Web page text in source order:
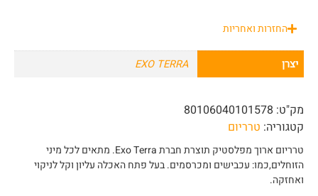
החזרות ואחריות
יצרן EXO TERRA
מק"ט: 80106040101578
קטגוריה: טרריום
טרריום ארוך מפלסטיק תוצרת חברת Exo Terra. מתאים לכל מיני
הזוחלים,כמו: עכבישים ומכרסמים. בעל פתח האכלה עליון וקל לניקוי
ואחזקה.